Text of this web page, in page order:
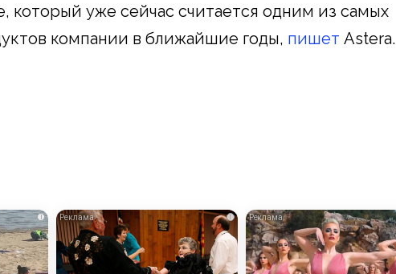
который уже сейчас считается одним из самых
компании в ближайшие годы, пишет Astera.
i i